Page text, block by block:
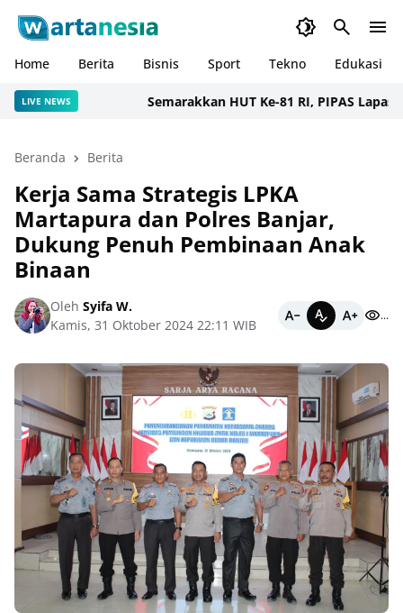
Home Berita Bisnis Sport Tekno Edukasi
LIVE NEWS Semarakkan HUT Ke-81 RI, PIPAS Lapas
Beranda Berita
Kerja Sama Strategis LPKA
Martapura dan Polres Banjar,
Dukung Penuh Pembinaan Anak
Binaan
Oleh Syifa W.
Kamis, 31 Oktober 2024 22:11 WIB
...